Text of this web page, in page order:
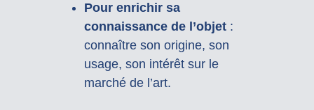
Pour enrichir sa
connaissance de l’objet:
connaître son origine, son
usage, son intérêt sur le
marché de l’art.